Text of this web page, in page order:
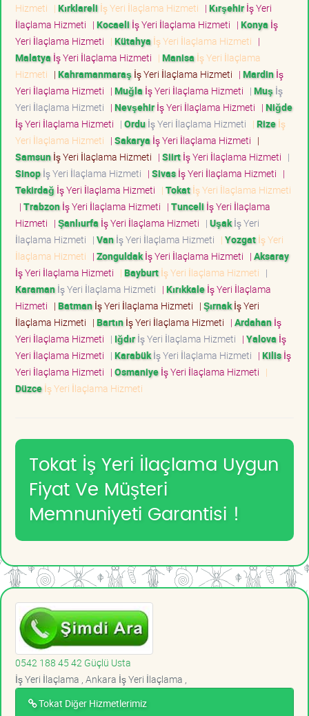
Hizmeti | Kırklareli İş Yeri İlaçlama Hizmeti | Kırşehirİş Yeri
İlaçlama Hizmeti | Kocaeli İş Yeri İlaçlama Hizmeti | Konya İş
Yeri İlaçlama Hizmeti | Kütahya İş Yeri İlaçlama Hizmeti |
Malatya İş Yeri İlaçlama Hizmeti | Manisa İş Yeri İlaçlama
Hizmeti | Kahramanmaraş İş Yeri İlaçlama Hizmeti | Mardinİş
Yeri İlaçlama Hizmeti | Muğla İş Yeri İlaçlama Hizmeti | Muş İş
Yeri İlaçlama Hizmeti | Nevşehirİş Yeri İlaçlama Hizmeti | Niğde
İş Yeri İlaçlama Hizmeti | Orduİş Yeri İlaçlama Hizmeti | Rizeİş
Yeri İlaçlama Hizmeti | Sakarya İş Yeri İlaçlama Hizmeti |
Samsunİş Yeri İlaçlama Hizmeti | Siirtİş Yeri İlaçlama Hizmeti |
Sinopİş Yeri İlaçlama Hizmeti | Sivasİş Yeri İlaçlama Hizmeti |
Tekirdağ İş Yeri İlaçlama Hizmeti | Tokatİş Yeri İlaçlama Hizmeti
| Trabzonİş Yeri İlaçlama Hizmeti | Tunceli İş Yeri İlaçlama
Hizmeti | Şanlıurfa İş Yeri İlaçlama Hizmeti | Uşakİş Yeri
İlaçlama Hizmeti | Vanİş Yeri İlaçlama Hizmeti | Yozgatİş Yeri
İlaçlama Hizmeti | Zonguldakİş Yeri İlaçlama Hizmeti | Aksaray
İş Yeri İlaçlama Hizmeti | Bayburtİş Yeri İlaçlama Hizmeti |
Karamanİş Yeri İlaçlama Hizmeti | Kırıkkaleİş Yeri İlaçlama
Hizmeti | Batmanİş Yeri İlaçlama Hizmeti | Şırnakİş Yeri
İlaçlama Hizmeti | Bartınİş Yeri İlaçlama Hizmeti | Ardahanİş
Yeri İlaçlama Hizmeti | Iğdırİş Yeri İlaçlama Hizmeti | Yalova İş
Yeri İlaçlama Hizmeti | Karabükİş Yeri İlaçlama Hizmeti | Kilisİş
Yeri İlaçlama Hizmeti | Osmaniyeİş Yeri İlaçlama Hizmeti |
Düzceİş Yeri İlaçlama Hizmeti
Tokat İş Yeri İlaçlama Uygun
Fiyat Ve Müşteri
Memnuniyeti Garantisi !
0542 188 45 42 Güçlü Usta
İş Yeri İlaçlama , Ankara İş Yeri İlaçlama ,
Tokat Diğer Hizmetlerimiz